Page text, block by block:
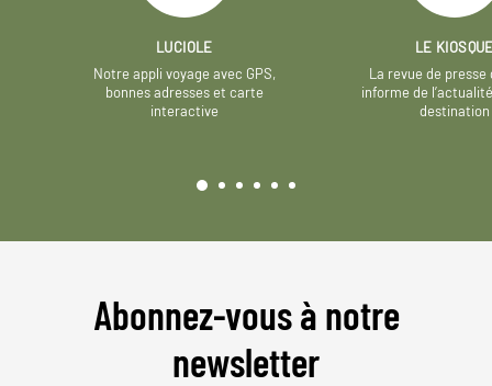
LUCIOLE
Notre appli voyage avec GPS,
bonnes adresses et carte
interactive
LE
La revue de presse
informe de
destination
Abonnez-vous à notre
newsletter